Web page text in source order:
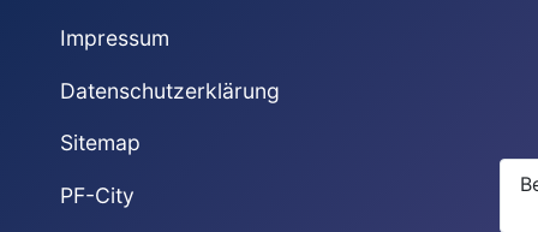
Impressum
Datenschutzerklärung
Sitemap
PF-City